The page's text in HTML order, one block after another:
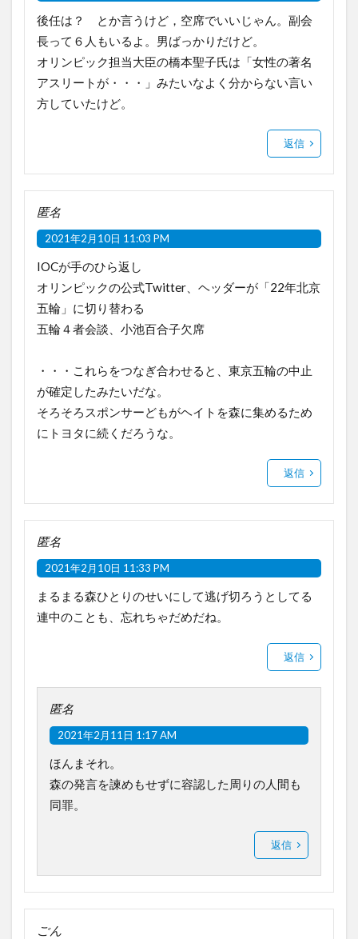
後任は？ とか言うけど，空席でいいじゃん。副会
長って６人もいるよ。男ばっかりだけど。
オリンピック担当大臣の橋本聖子氏は「女性の著名
アスリートが・・・」みたいなよく分からない言い
方していたけど。
返信
匿名
2021年2月10日 11:03 PM
IOCが手のひら返し
オリンピックの公式Twitter、ヘッダーが「22年北京
五輪」に切り替わる
五輪４者会談、小池百合子欠席
・・・これらをつなぎ合わせると、東京五輪の中止
が確定したみたいだな。
そろそろスポンサーどもがヘイトを森に集めるため
にトヨタに続くだろうな。
返信
匿名
2021年2月10日 11:33 PM
まるまる森ひとりのせいにして逃げ切ろうとしてる
連中のことも、忘れちゃだめだね。
返信
匿名
2021年2月11日 1:17 AM
ほんまそれ。
森の発言を諫めもせずに容認した周りの人間も
同罪。
返信
ごん